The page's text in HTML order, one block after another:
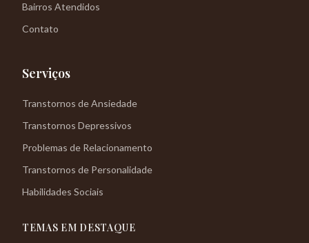
Bairros Atendidos
Contato
Serviços
Transtornos de Ansiedade
Transtornos Depressivos
Problemas de Relacionamento
Transtornos de Personalidade
Habilidades Sociais
TEMAS EM DESTAQUE